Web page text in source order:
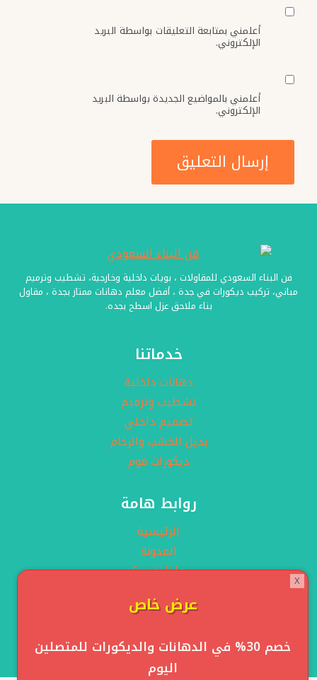
أعلمني بمتابعة التعليقات بواسطة البريد
الإلكتروني.
أعلمني بالمواضيع الجديدة بواسطة البريد
الإلكتروني.
فن البناء السعودي للمقاولات ، بويات داخلية وخارجية، تشطيب وترميم
مباني، تركيب ديكورات في جدة ، أفضل معلم دهانات ممتاز بجدة ، مقاول
بناء ملاحق عزل اسطح بجده.
خدماتنا
دهانات داخلية
تشطيب وترميم
تصميم داخلي
بديل الخشب والرخام
ديكورات فوم
روابط هامة
الرئيسية
المدونة
ماذا نقدم؟
راسلنا
X
عرض خاص
خصم 30% في الدهانات والديكورات للمتصلين
اليوم